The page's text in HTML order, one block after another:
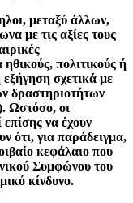
μεταξύ άλλων,
με τις αξίες τους
ηθικούς, πολιτικούς ή
σχετικά με
δραστηριοτήτων
Ωστόσο, οι
να έχουν
ότι, για παράδειγμα,
κεφάλαιο που
Συμφώνου του
κίνδυνο.